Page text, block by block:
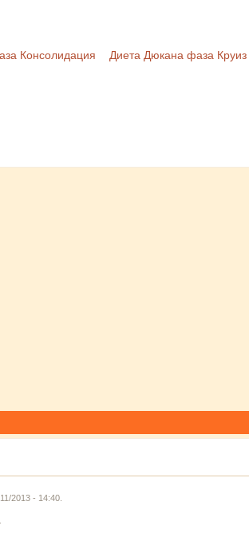
Консолидация
Диета Дюкана фаза Круиз
2013 - 14:40.